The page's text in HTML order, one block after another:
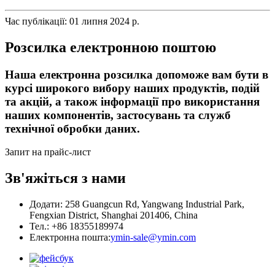
Час публікації: 01 липня 2024 р.
Розсилка електронною поштою
Наша електронна розсилка допоможе вам бути в
курсі широкого вибору наших продуктів, подій
та акцій, а також інформації про використання
наших компонентів, застосувань та служб
технічної обробки даних.
Запит на прайс-лист
Зв'яжіться з нами
Додати: 258 Guangcun Rd, Yangwang Industrial Park,
Fengxian District, Shanghai 201406, China
Тел.: +86 18355189974
Електронна пошта:ymin-sale@ymin.com